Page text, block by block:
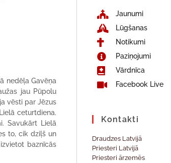
nedēļa Gavēņa
jau Pūpolu
vēsti par Jēzus
ceturtdiena.
Savukārt Lielā
to, cik dziļš un
baznīcās
Jaunumi
Lūgšanas
Notikumi
Paziņojumi
Vārdnīca
Facebook Live
Kontakti
Draudzes Latvijā
Priesteri Latvijā
Priesteri ārzemēs